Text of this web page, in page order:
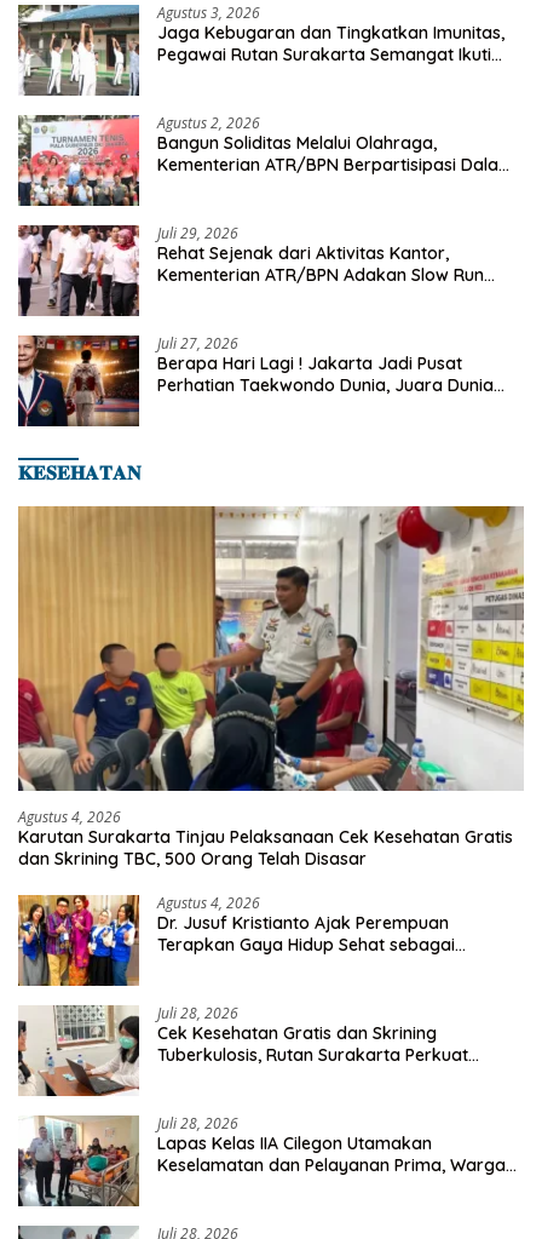
Agustus 3, 2026
Jaga Kebugaran dan Tingkatkan Imunitas,
Pegawai Rutan Surakarta Semangat Ikuti
Agustus 2, 2026
Bangun Soliditas Melalui Olahraga,
Kementerian ATR/BPN Berpartisipasi Dalam
Juli 29, 2026
Rehat Sejenak dari Aktivitas Kantor,
Kementerian ATR/BPN Adakan Slow Run
Juli 27, 2026
Berapa Hari Lagi ! Jakarta Jadi Pusat
Perhatian Taekwondo Dunia, Juara Dunia
𝐊𝐄𝐒𝐄𝐇𝐀𝐓𝐀𝐍
Agustus 4, 2026
Karutan Surakarta Tinjau Pelaksanaan Cek Kesehatan Gratis
dan Skrining TBC, 500 Orang Telah Disasar
Agustus 4, 2026
Dr. Jusuf Kristianto Ajak Perempuan
Terapkan Gaya Hidup Sehat sebagai
Juli 28, 2026
Cek Kesehatan Gratis dan Skrining
Tuberkulosis, Rutan Surakarta Perkuat
Juli 28, 2026
Lapas Kelas IIA Cilegon Utamakan
Keselamatan dan Pelayanan Prima, Warga
Juli 28, 2026